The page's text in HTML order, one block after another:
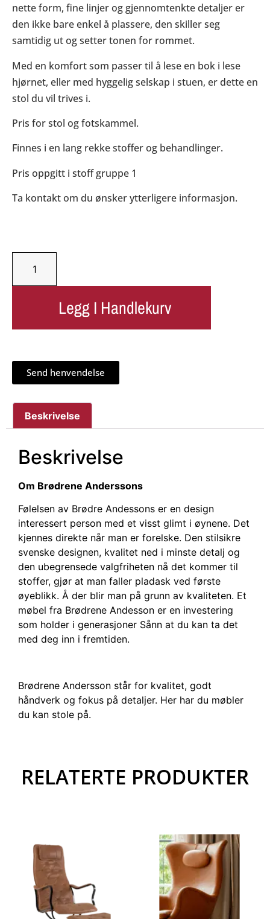
nette form, fine linjer og gjennomtenkte detaljer er
den ikke bare enkel å plassere, den skiller seg
samtidig ut og setter tonen for rommet.
Med en komfort som passer til å lese en bok i lese
hjørnet, eller med hyggelig selskap i stuen, er dette en
stol du vil trives i.
Pris for stol og fotskammel.
Finnes i en lang rekke stoffer og behandlinger.
Pris oppgitt i stoff gruppe 1
Ta kontakt om du ønsker ytterligere informasjon.
Legg I Handlekurv
Send henvendelse
Beskrivelse
Beskrivelse
Om Brødrene Anderssons
Følelsen av Brødre Andessons er en design
interessert person med et visst glimt i øynene. Det
kjennes direkte når man er forelske. Den stilsikre
svenske designen, kvalitet ned i minste detalj og
den ubegrensede valgfriheten nå det kommer til
stoffer, gjør at man faller pladask ved første
øyeblikk. Å der blir man på grunn av kvaliteten. Et
møbel fra Brødrene Andesson er en investering
som holder i generasjoner Sånn at du kan ta det
med deg inn i fremtiden.
Brødrene Andersson står for kvalitet, godt
håndverk og fokus på detaljer. Her har du møbler
du kan stole på.
RELATERTE PRODUKTER